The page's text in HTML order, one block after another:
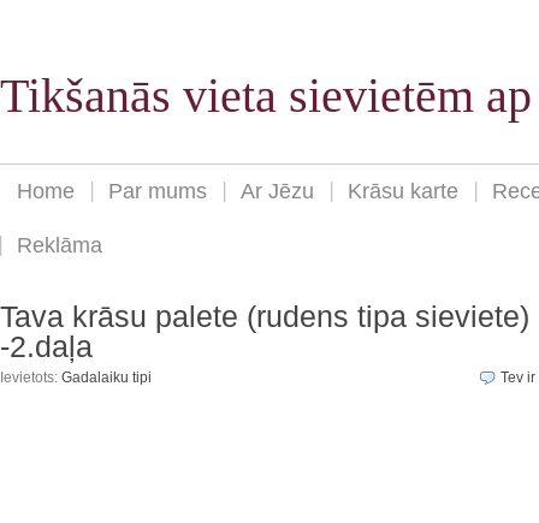
Tikšanās vieta sievietēm
Home Par mums Ar Jēzu Krāsu karte
Reklāma
Tava krāsu palete (rudens tipa sieviete)
-2.daļa
Ievietots: Gadalaiku tipi Tev ir